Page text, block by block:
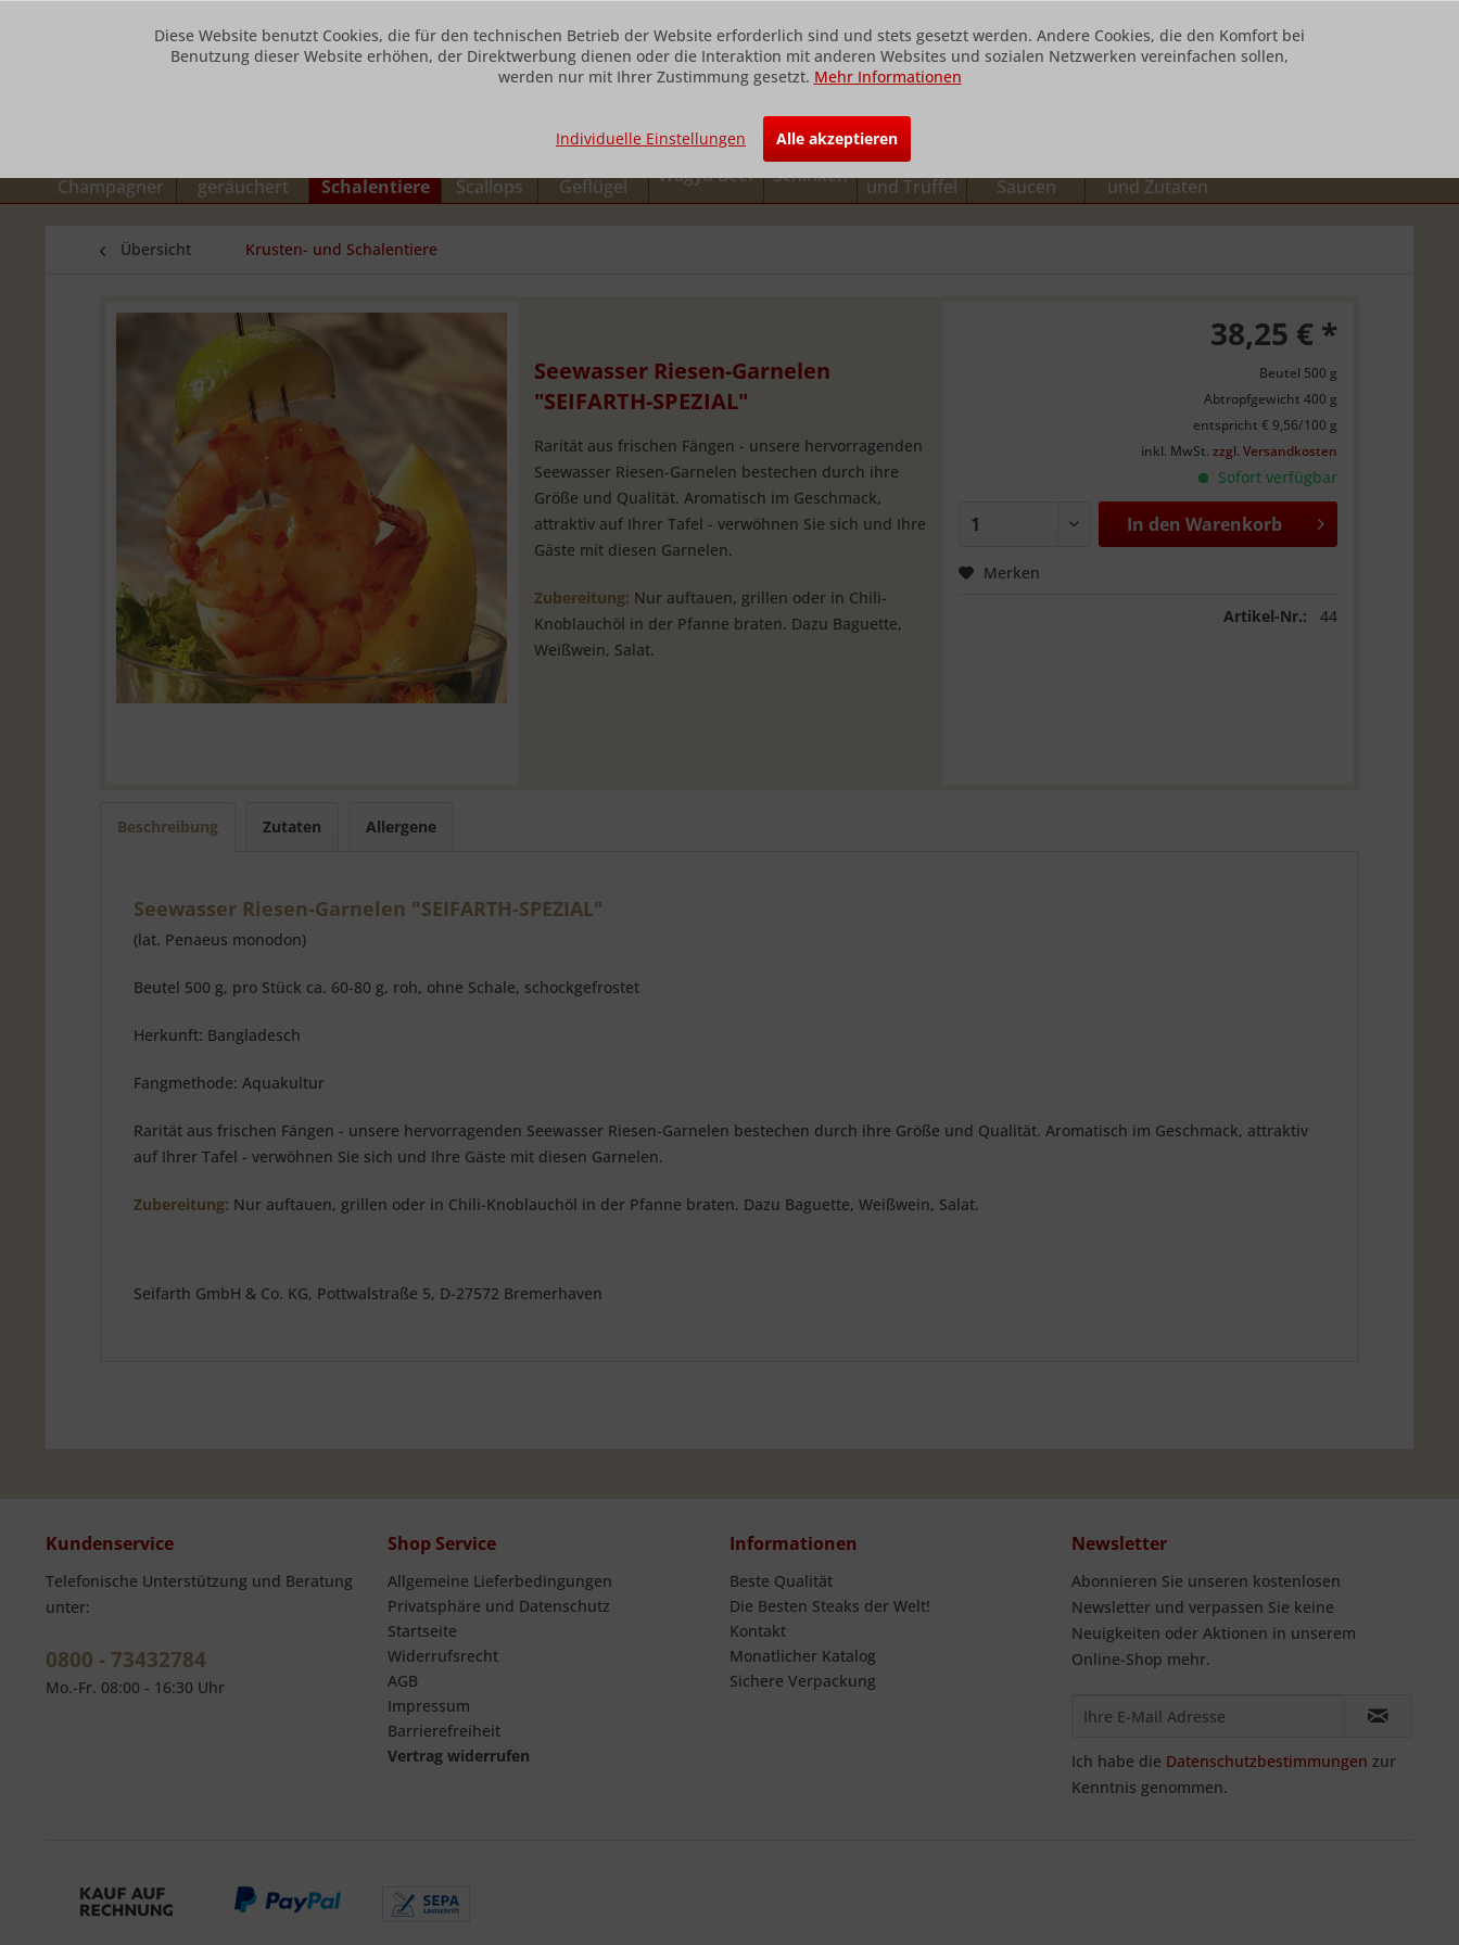
Champagner
geräuchert
Schalentiere
Scallops
Geflügel
Wagyu Beef Schinken
Foie Gras
und Trüffel
Saucen
und Zutaten
Übersicht Krusten- und Schalentiere
Seewasser Riesen-Garnelen
"SEIFARTH-SPEZIAL"
Rarität aus frischen Fängen - unsere hervorragenden
Seewasser Riesen-Garnelen bestechen durch ihre
Größe und Qualität. Aromatisch im Geschmack,
attraktiv auf Ihrer Tafel - verwöhnen Sie sich und Ihre
Gäste mit diesen Garnelen.
Zubereitung: Nur auftauen, grillen oder in Chili-
Knoblauchöl in der Pfanne braten. Dazu Baguette,
Weißwein, Salat.
38,25 € *
Beutel 500 g
Abtropfgewicht 400 g
entspricht € 9,56/100 g
inkl. MwSt. zzgl. Versandkosten
Sofort verfügbar
In den Warenkorb
Merken
Artikel-Nr.: 44
Beschreibung Zutaten Allergene
Seewasser Riesen-Garnelen "SEIFARTH-SPEZIAL"
(lat. Penaeus monodon)
Beutel 500 g, pro Stück ca. 60-80 g, roh, ohne Schale, schockgefrostet
Herkunft: Bangladesch
Fangmethode: Aquakultur
Rarität aus frischen Fängen - unsere hervorragenden Seewasser Riesen-Garnelen bestechen durch ihre Größe und Qualität. Aromatisch im Geschmack, attraktiv
auf Ihrer Tafel - verwöhnen Sie sich und Ihre Gäste mit diesen Garnelen.
Zubereitung: Nur auftauen, grillen oder in Chili-Knoblauchöl in der Pfanne braten. Dazu Baguette, Weißwein, Salat.
Seifarth GmbH & Co. KG, Pottwalstraße 5, D-27572 Bremerhaven
Kundenservice
Telefonische Unterstützung und Beratung
unter:
0800 - 73432784
Mo.-Fr. 08:00 - 16:30 Uhr
Shop Service
Allgemeine Lieferbedingungen
Privatsphäre und Datenschutz
Startseite
Widerrufsrecht
AGB
Impressum
Barrierefreiheit
Vertrag widerrufen
Informationen
Beste Qualität
Die Besten Steaks der Welt!
Kontakt
Monatlicher Katalog
Sichere Verpackung
Newsletter
Abonnieren Sie unseren kostenlosen
Newsletter und verpassen Sie keine
Neuigkeiten oder Aktionen in unserem
Online-Shop mehr.
Ich habe die Datenschutzbestimmungen zur
Kenntnis genommen.
Diese Website benutzt Cookies, die für den technischen Betrieb der Website erforderlich sind und stets gesetzt werden. Andere Cookies, die den Komfort bei
Benutzung dieser Website erhöhen, der Direktwerbung dienen oder die Interaktion mit anderen Websites und sozialen Netzwerken vereinfachen sollen,
werden nur mit Ihrer Zustimmung gesetzt. Mehr Informationen
Individuelle Einstellungen Alle akzeptieren